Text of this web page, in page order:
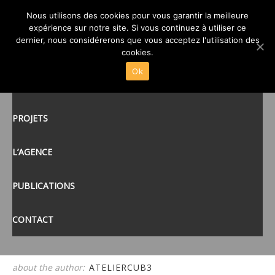
PROJETS
L’AGENCE
PUBLICATIONS
CONTACT
02 ATELIER CUB3-POLE
SANTÉ MAYENNE 53
posté le 17 JUIL 2020/
about the author: ATELIERCUB3
Nous utilisons des cookies pour vous garantir la meilleure
expérience sur notre site. Si vous continuez à utiliser ce
dernier, nous considérerons que vous acceptez l'utilisation des
cookies.
Ok